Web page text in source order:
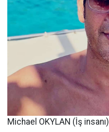
Michael OKYLAN (İş insanı)